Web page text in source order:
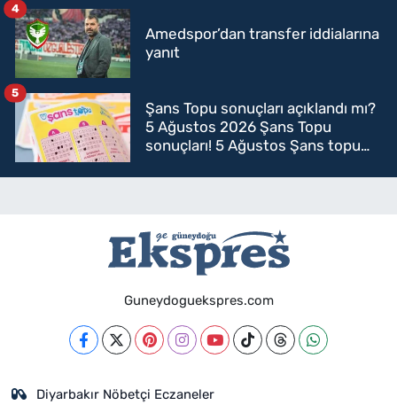
Amedspor’dan transfer iddialarına
yanıt
4
Şans Topu sonuçları açıklandı mı?
5 Ağustos 2026 Şans Topu
sonuçları! 5 Ağustos Şans topu
5
Guneydoguekspres.com
Diyarbakır Nöbetçi Eczaneler